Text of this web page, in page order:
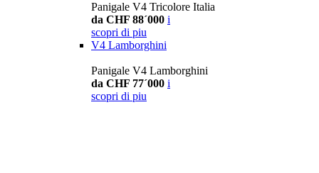
Panigale V4 Tricolore Italia
da CHF 88´000 i
scopri di piu
V4 Lamborghini
Panigale V4 Lamborghini
da CHF 77´000 i
scopri di piu